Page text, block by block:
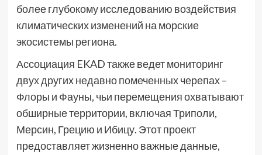
более глубокому исследованию воздействия
климатических изменений на морские
экосистемы региона.
Ассоциация EKAD также ведет мониторинг
двух других недавно помеченных черепах –
Флоры и Фауны, чьи перемещения охватывают
обширные территории, включая Триполи,
Мерсин, Грецию и Ибицу. Этот проект
предоставляет жизненно важные данные,